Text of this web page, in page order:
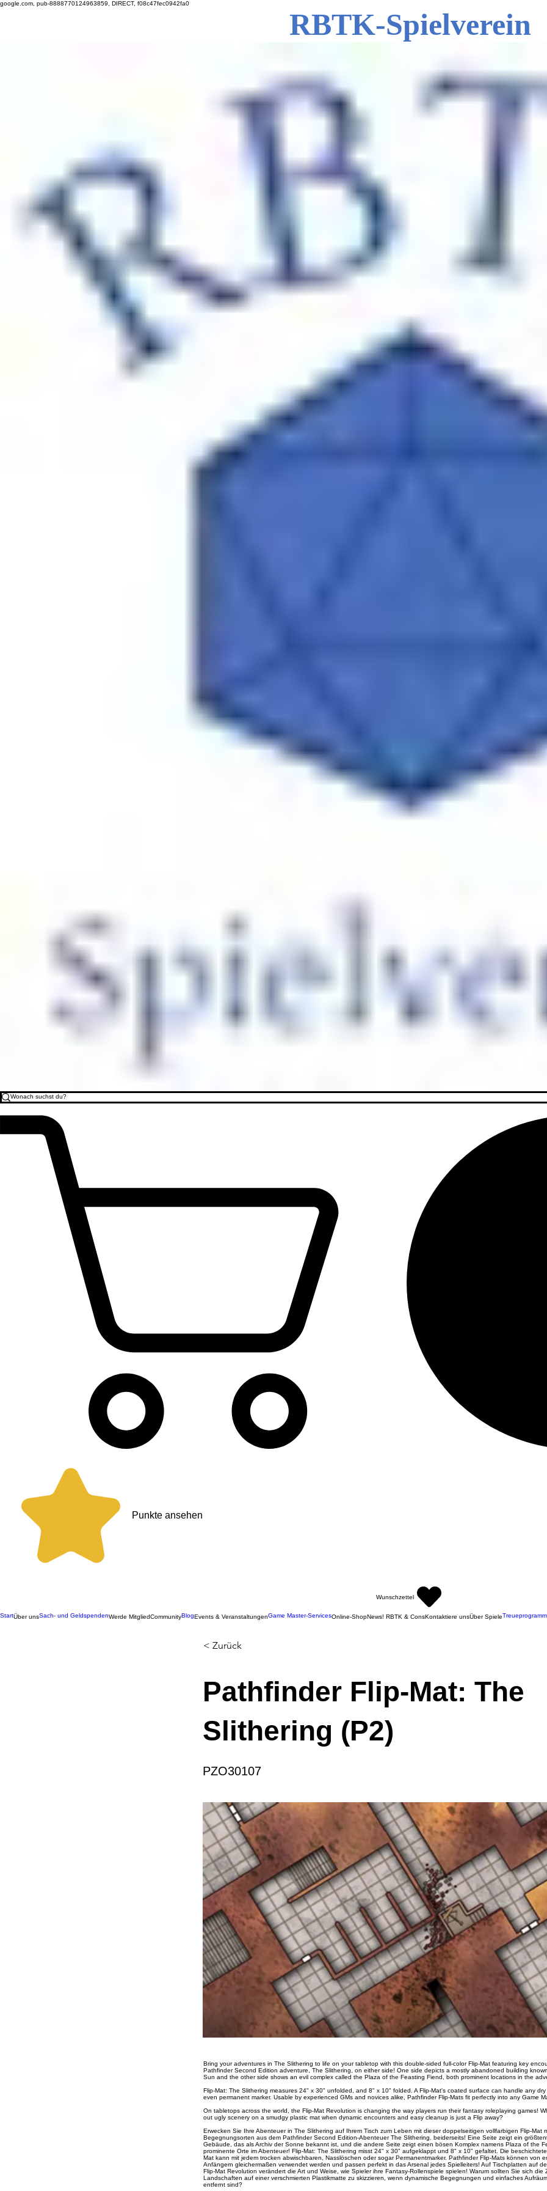
google.com, pub-8888770124963859, DIRECT, f08c47fec0942fa0
RBTK-Spielverein
Punkte ansehen
Wunschzettel
StartÜber unsSach- und GeldspendenWerde MitgliedCommunityBlogEvents & VeranstaltungenGame Master-ServicesOnline-ShopNews! RBTK & ConsKontaktiere unsÜber SpieleTreueprogramm
< Zurück
Pathfinder Flip-Mat: The
Slithering (P2)
PZO30107
Bring your adventures in The Slithering to life on your tabletop with this double-sided full-color Flip-Mat featuring key
Pathfinder Second Edition adventure, The Slithering, on either side! One side depicts a mostly abandoned building
Sun and the other side shows an evil complex called the Plaza of the Feasting Fiend, both prominent locations in the
Flip-Mat: The Slithering measures 24" x 30" unfolded, and 8" x 10" folded. A Flip-Mat's coated surface can handle any
even permanent marker. Usable by experienced GMs and novices alike, Pathfinder Flip-Mats fit perfectly into any Game
On tabletops across the world, the Flip-Mat Revolution is changing the way players run their fantasy roleplaying games!
out ugly scenery on a smudgy plastic mat when dynamic encounters and easy cleanup is just a Flip away?
Erwecken Sie Ihre Abenteuer in The Slithering auf Ihrem Tisch zum Leben mit dieser doppelseitigen vollfarbigen Flip-Mat
Begegnungsorten aus dem Pathfinder Second Edition-Abenteuer The Slithering. beiderseits! Eine Seite zeigt ein
Gebäude, das als Archiv der Sonne bekannt ist, und die andere Seite zeigt einen bösen Komplex namens Plaza of the
prominente Orte im Abenteuer! Flip-Mat: The Slithering misst 24" x 30" aufgeklappt und 8" x 10" gefaltet. Die
Mat kann mit jedem trocken abwischbaren, Nasslöschen oder sogar Permanentmarker. Pathfinder Flip-Mats können von
Anfängern gleichermaßen verwendet werden und passen perfekt in das Arsenal jedes Spielleiters! Auf Tischplatten auf
Flip-Mat Revolution verändert die Art und Weise, wie Spieler ihre Fantasy-Rollenspiele spielen! Warum sollten Sie sich die
Landschaften auf einer verschmierten Plastikmatte zu skizzieren, wenn dynamische Begegnungen und einfaches
entfernt sind?